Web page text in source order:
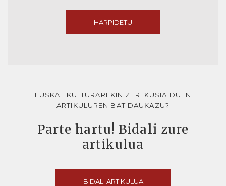
HARPIDETU
EUSKAL KULTURAREKIN ZER IKUSIA DUEN
ARTIKULUREN BAT DAUKAZU?
Parte hartu! Bidali zure
artikulua
BIDALI ARTIKULUA